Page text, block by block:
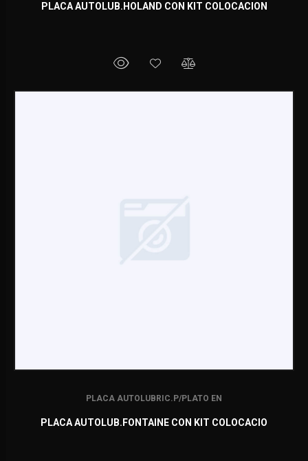
PLACA AUTOLUB.HOLAND CON KIT COLOCACION
PLACA AUTOLUBRIC.P/PLATO EN
PLACA AUTOLUB.FONTAINE CON KIT COLOCACIO